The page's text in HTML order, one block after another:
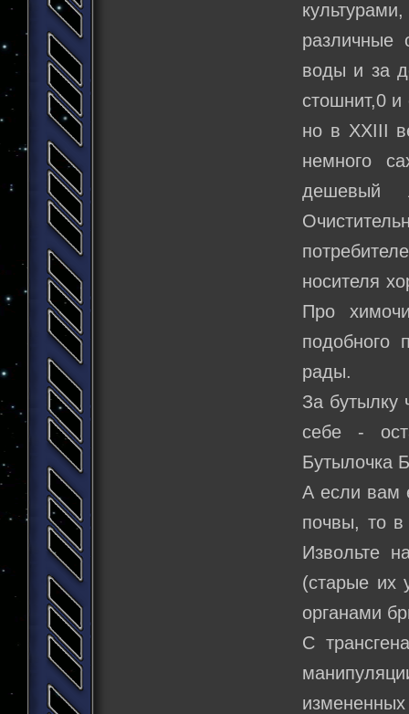
различные
воды и за
стошнит,0 и
но в XXIII
немного
дешевый
носителя
Про
подобного
рады.
За бутылку
себе -
Бутылочка
А если вам
почвы, то в
Извольте
(старые их
органами
С